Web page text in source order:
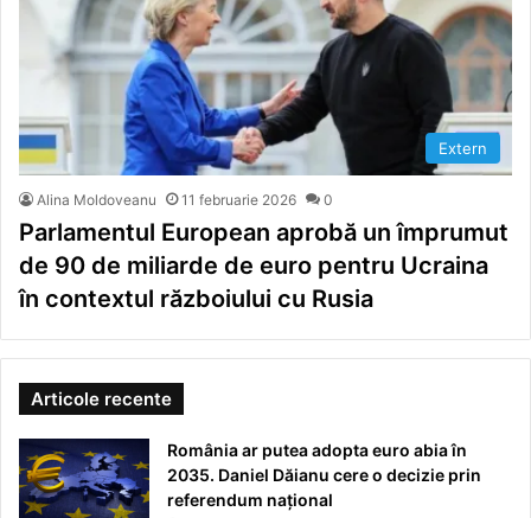
Extern
Alina Moldoveanu 11 februarie 2026 0
Parlamentul European aprobă un împrumut
de 90 de miliarde de euro pentru Ucraina
în contextul războiului cu Rusia
Articole recente
România ar putea adopta euro abia în
2035. Daniel Dăianu cere o decizie prin
referendum național